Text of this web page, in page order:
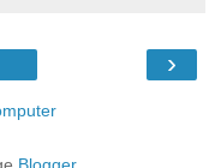
›
Blogger.